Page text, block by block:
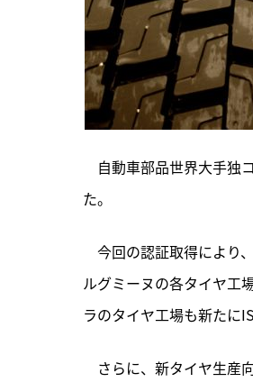
自動車部品世界大手独
た。
今回の認証取得により、
ルグミーヌの各タイヤ工
ラのタイヤ工場も新たに
さらに、新タイヤ生産